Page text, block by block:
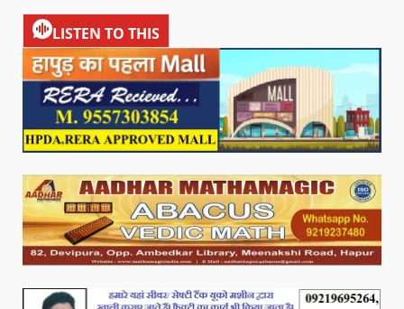
LISTEN TO THIS